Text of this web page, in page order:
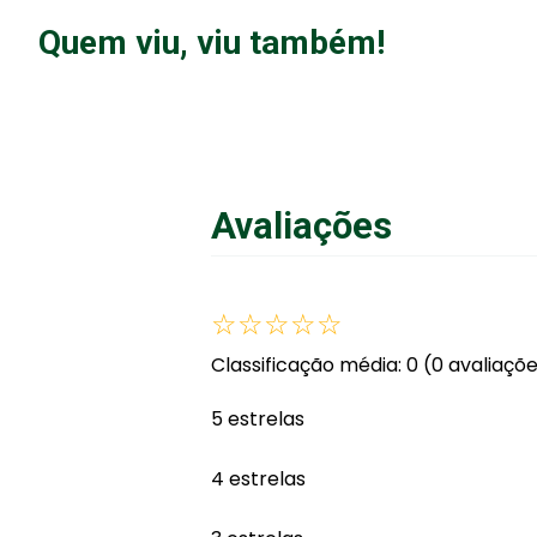
Quem viu, viu também!
Avaliações
☆☆☆☆☆
Classificação média: 0 (0
5 estrelas
4 estrelas